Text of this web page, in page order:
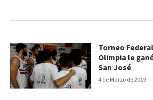
4 de Marzo de 2019
Torneo
Olimpia le
San José